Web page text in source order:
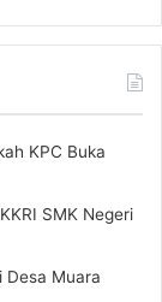
KPC Buka
SMK Negeri
Desa Muara